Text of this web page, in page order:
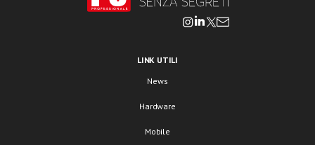
LINK UTILI
News
Hardware
Mobile